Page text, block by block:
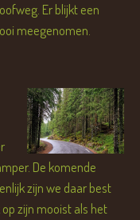
Er blijkt een
meegenomen.
De komende
zijn we daar best
zijn mooist als het